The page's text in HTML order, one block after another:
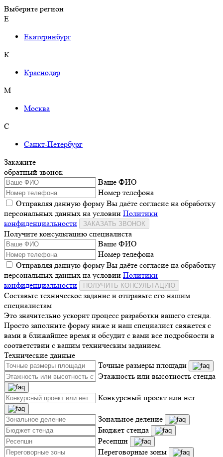
Выберите регион
Е
Екатеринбург
К
Краснодар
М
Москва
С
Санкт-Петербург
Закажите
обратный звонок
Ваше ФИО
Номер телефона
Отправляя данную форму Вы даёте согласие на обработку
персональных данных на условии Политики
конфиденциальности
ЗАКАЗАТЬ ЗВОНОК
Получите консультацию специалиста
Ваше ФИО
Номер телефона
Отправляя данную форму Вы даёте согласие на обработку
персональных данных на условии Политики
конфиденциальности
ПОЛУЧИТЬ КОНСУЛЬТАЦИЮ
Составьте техническое задание и отправьте его нашим
специалистам
Это значительно ускорит процесс разработки вашего стенда.
Просто заполните форму ниже и наш специалист свяжется с
вами в ближайшее время и обсудит с вами все подробности в
соответствии с вашим техническим заданием.
Технические данные
Точные размеры площади
Этажность или высотность стенда
Конкурсный проект или нет
Зональное деление
Бюджет стенда
Ресепшн
Переговорные зоны